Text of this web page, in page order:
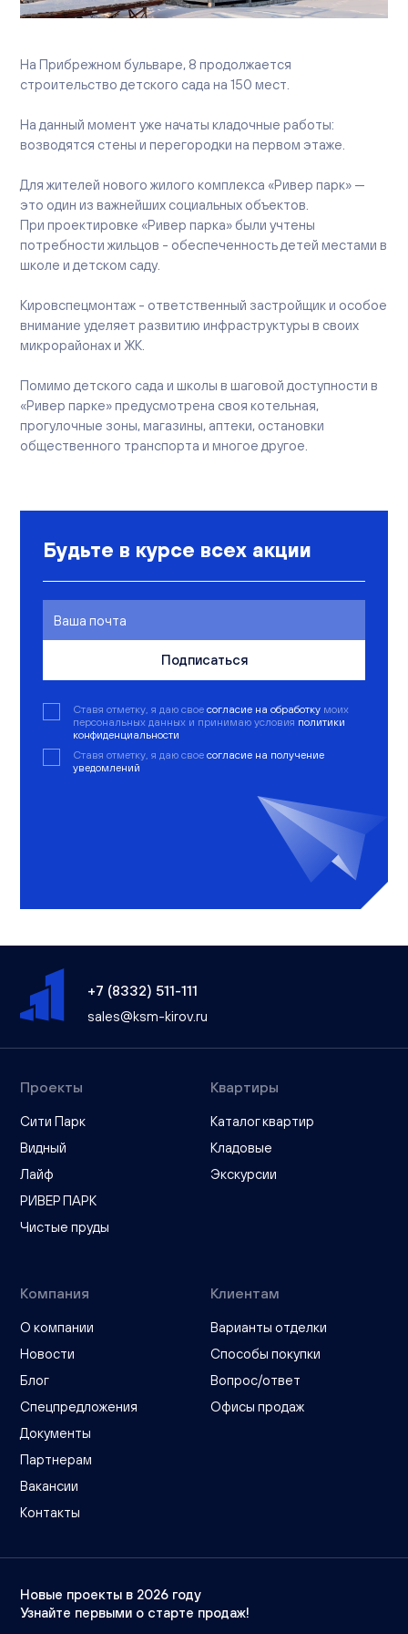
Вакансии
Офисы продаж
На Прибрежном бульваре, 8 продолжается
строительство детского сада на 150 мест.
На данный момент уже начаты кладочные работы:
возводятся стены и перегородки на первом этаже.
Для жителей нового жилого комплекса «Ривер парк» —
это один из важнейших социальных объектов.
При проектировке «Ривер парка» были учтены
потребности жильцов - обеспеченность детей местами в
школе и детском саду.
Кировспецмонтаж - ответственный застройщик и особое
внимание уделяет развитию инфраструктуры в своих
микрорайонах и ЖК.
Помимо детского сада и школы в шаговой доступности в
«Ривер парке» предусмотрена своя котельная,
прогулочные зоны, магазины, аптеки, остановки
общественного транспорта и многое другое.
Будьте в курсе всех акции
Подписаться
Ставя отметку, я даю свое согласие на обработку моих
персональных данных и принимаю условия политики
конфиденциальности
Ставя отметку, я даю свое согласие на получение
уведомлений
+7 (8332) 511-111
sales@ksm-kirov.ru
Проекты
Сити Парк
Видный
Лайф
РИВЕР ПАРК
Чистые пруды
Квартиры
Каталог квартир
Кладовые
Экскурсии
Компания
О компании
Новости
Блог
Спецпредложения
Документы
Партнерам
Вакансии
Контакты
Клиентам
Варианты отделки
Способы покупки
Вопрос/ответ
Офисы продаж
Новые проекты в 2026 году
Узнайте первыми о старте продаж!